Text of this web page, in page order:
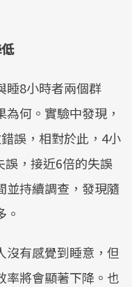
睡8小時者兩個群
何。實驗中發現，
誤，相對於此，4小
誤，接近6倍的失誤
並持續調查，發現隨
沒有感覺到睡意，但
率將會顯著下降。也